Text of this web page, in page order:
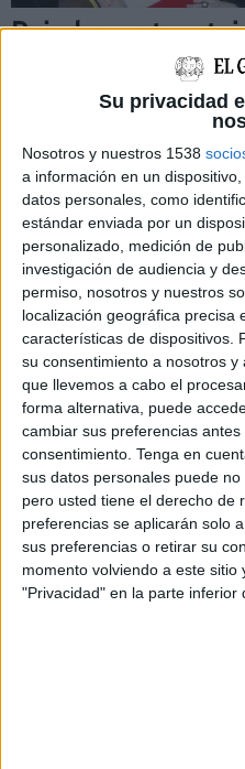
Su privacidad
Nosotros y nuestros 1538
a información en un
datos personales, como
estándar enviada por un
personalizado, medición de
investigación de audiencia y
permiso, nosotros y nuestros
localización geográfica precisa
características de dispositivos.
su consentimiento a nosotros
que llevemos a cabo el
forma alternativa, puede
cambiar sus preferencias
consentimiento. Tenga en
sus datos personales puede
pero usted tiene el derecho de
preferencias se aplicarán solo
sus preferencias o retirar su
momento volviendo a este sitio
"Privacidad" en la parte inferior
Puigdemont
samarreta del
El president i cap de llista de
Puigdemont, ha participat
Brussel•les a la Marató de
investigació de les ...
Les comarques
amb la Marató de
Milers de persones han
que s'han fet a les comarques
i Catalunya Ràdio contra les